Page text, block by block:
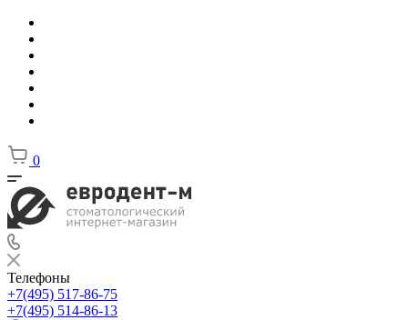
0
Телефоны
+7(495) 517-86-75
+7(495) 514-86-13